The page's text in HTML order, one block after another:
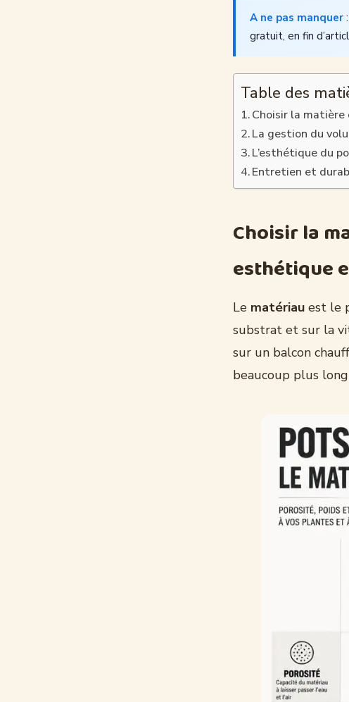
A ne pas manquer
gratuit, en fin
Table des
Choisir la
La gestion du
L’esthétique du
Entretien et
Choisir la
esthétique
Le matériau est le
substrat et sur la
sur un balcon
beaucoup plus